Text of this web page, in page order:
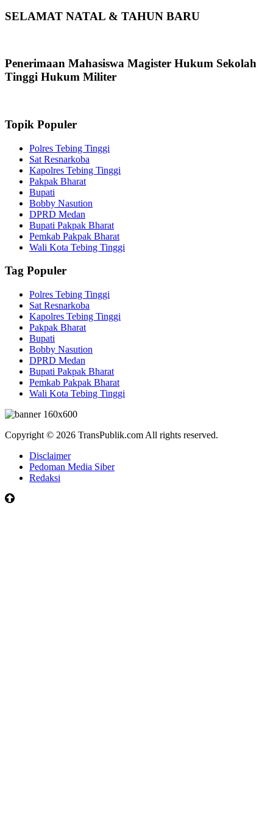
SELAMAT NATAL & TAHUN BARU
Penerimaan Mahasiswa Magister Hukum Sekolah
Tinggi Hukum Militer
Topik Populer
Polres Tebing Tinggi
Sat Resnarkoba
Kapolres Tebing Tinggi
Pakpak Bharat
Bupati
Bobby Nasution
DPRD Medan
Bupati Pakpak Bharat
Pemkab Pakpak Bharat
Wali Kota Tebing Tinggi
Tag Populer
Polres Tebing Tinggi
Sat Resnarkoba
Kapolres Tebing Tinggi
Pakpak Bharat
Bupati
Bobby Nasution
DPRD Medan
Bupati Pakpak Bharat
Pemkab Pakpak Bharat
Wali Kota Tebing Tinggi
Copyright © 2026 TransPublik.com All rights reserved.
Disclaimer
Pedoman Media Siber
Redaksi